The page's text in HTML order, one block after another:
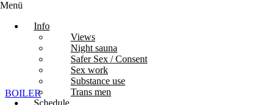
BOILER
Menü
Info
Views
Night sauna
Safer Sex / Consent
Sex work
Substance use
Trans men
Schedule